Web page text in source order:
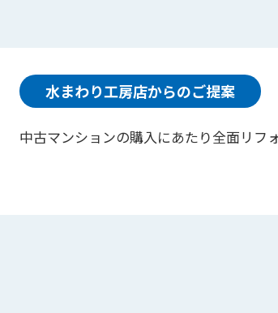
水まわり工房店からのご提案
中古マンションの購入にあたり全面リフ